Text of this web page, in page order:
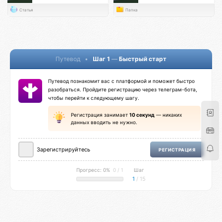
Статья Папка
Путевод • Шаг 1 — Быстрый старт
Путевод познакомит вас с платформой и поможет быстро
разобраться. Пройдите регистрацию через телеграм-бота,
чтобы перейти к следующему шагу.
Регистрация занимает 10 секунд — никаких
данных вводить не нужно.
Зарегистрируйтесь РЕГИСТРАЦИЯ
Прогресс: 0% 0 / 1 Шаг
1 / 15